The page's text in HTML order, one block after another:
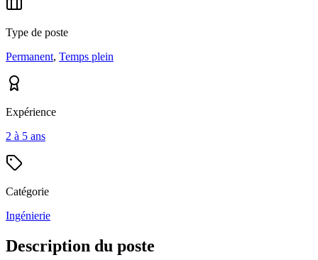
Type de poste
Permanent, Temps plein
Expérience
2 à 5 ans
Catégorie
Ingénierie
Description du poste